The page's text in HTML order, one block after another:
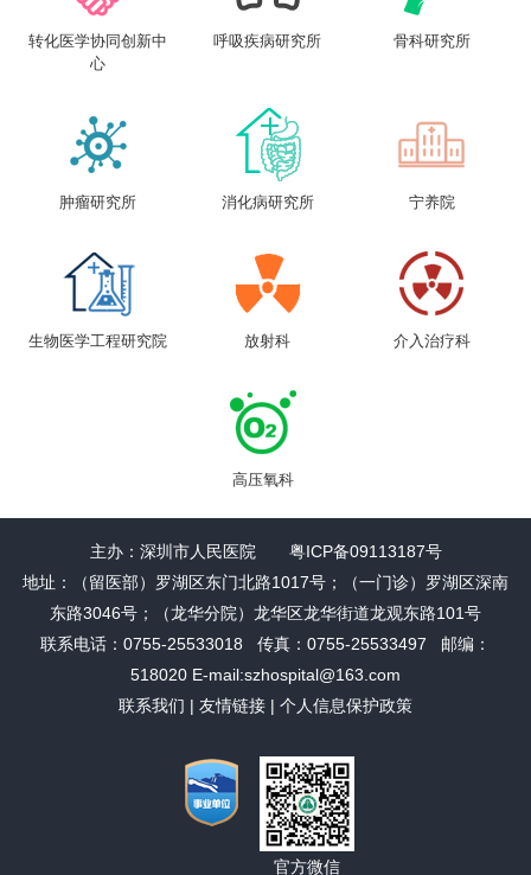
转化医学协同创新中
心
呼吸疾病研究所 骨科研究所
肿瘤研究所 消化病研究所 宁养院
生物医学工程研究院 放射科 介入治疗科
高压氧科
主办：深圳市人民医院 粤ICP备09113187号
地址：（留医部）罗湖区东门北路1017号；（一门诊）罗湖区深南
东路3046号；（龙华分院）龙华区龙华街道龙观东路101号
联系电话：0755-25533018 传真：0755-25533497 邮编：
518020 E-mail:szhospital@163.com
联系我们 | 友情链接 | 个人信息保护政策
官方微信